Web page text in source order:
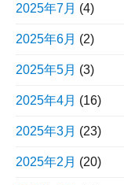
2025年7月 (4)
2025年6月 (2)
2025年5月 (3)
2025年4月 (16)
2025年3月 (23)
2025年2月 (20)